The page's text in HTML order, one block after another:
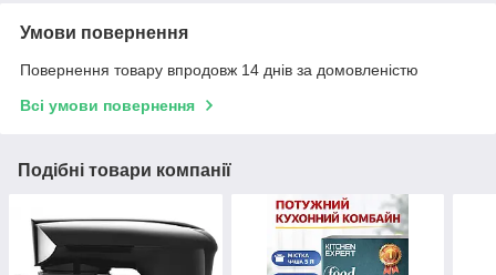
Умови повернення
Повернення товару впродовж 14 днів за домовленістю
Всі умови повернення
Подібні товари компанії